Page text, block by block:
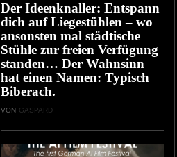
Der Ideenknaller: Entspann
dich auf Liegestühlen – wo
ansonsten mal städtische
Stühle zur freien Verfügung
standen… Der Wahnsinn
hat einen Namen: Typisch
Biberach.
VON GASPARD